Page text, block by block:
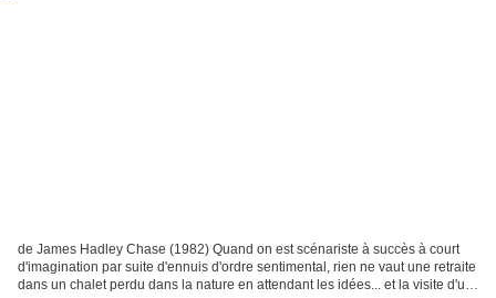
de James Hadley Chase (1982) Quand on est scénariste à succès à court
d'imagination par suite d'ennuis d'ordre sentimental, rien ne vaut une retraite
dans un chalet perdu dans la nature en attendant les idées... et la visite d'un